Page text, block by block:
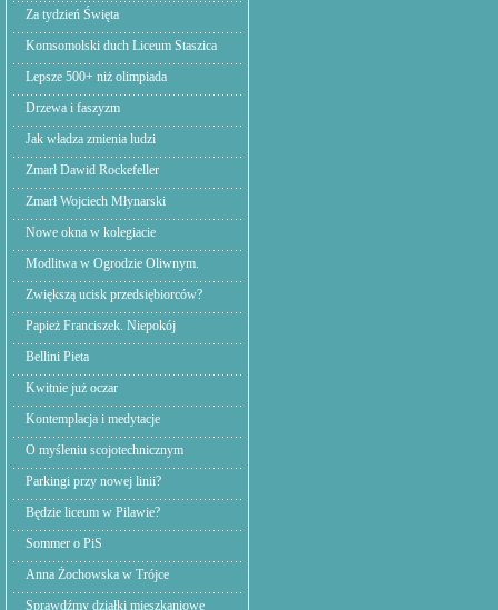
Za tydzień Święta
Komsomolski duch Liceum Staszica
Lepsze 500+ niż olimpiada
Drzewa i faszyzm
Jak władza zmienia ludzi
Zmarł Dawid Rockefeller
Zmarł Wojciech Młynarski
Nowe okna w kolegiacie
Modlitwa w Ogrodzie Oliwnym.
Zwiększą ucisk przedsiębiorców?
Papież Franciszek. Niepokój
Bellini Pieta
Kwitnie już oczar
Kontemplacja i medytacje
O myśleniu scojotechnicznym
Parkingi przy nowej linii?
Będzie liceum w Pilawie?
Sommer o PiS
Anna Żochowska w Trójce
Sprawdźmy działki mieszkaniowe